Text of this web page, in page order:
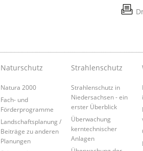
Naturschutz
Natura 2000
Fach- und
Förderprogramme
Landschaftsplanung /
Beiträge zu anderen
Planungen
Strahlenschutz
Strahlenschutz in
Niedersachsen - ein
erster Überblick
Überwachung
kerntechnischer
Anlagen